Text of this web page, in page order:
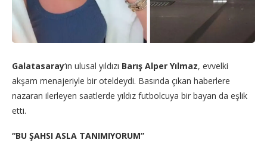
Galatasaray‘ın ulusal yıldızı Barış Alper Yılmaz, evvelki
akşam menajeriyle bir oteldeydi. Basında çıkan haberlere
nazaran ilerleyen saatlerde yıldız futbolcuya bir bayan da eşlik
etti.
“BU ŞAHSI ASLA TANIMIYORUM”